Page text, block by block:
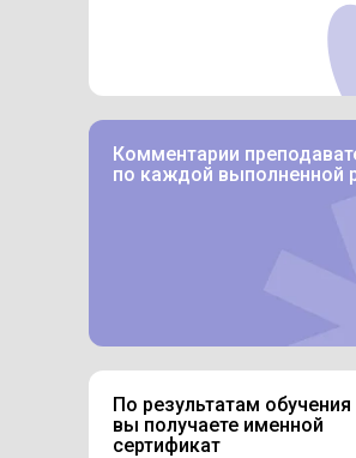
По результатам обучения
вы получаете именной
сертификат
Комментарии
по каждой выполненной